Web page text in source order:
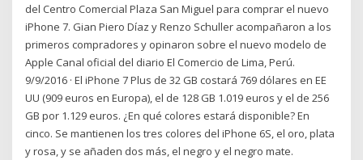
del Centro Comercial Plaza San Miguel para comprar el nuevo
iPhone 7. Gian Piero Díaz y Renzo Schuller acompañaron a los
primeros compradores y opinaron sobre el nuevo modelo de
Apple Canal oficial del diario El Comercio de Lima, Perú.
9/9/2016 · El iPhone 7 Plus de 32 GB costará 769 dólares en EE
UU (909 euros en Europa), el de 128 GB 1.019 euros y el de 256
GB por 1.129 euros. ¿En qué colores estará disponible? En
cinco. Se mantienen los tres colores del iPhone 6S, el oro, plata
y rosa, y se añaden dos más, el negro y el negro mate.